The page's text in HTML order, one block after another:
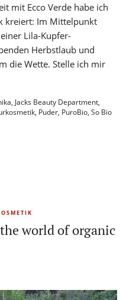
mit Ecco Verde habe ich
kreiert: Im Mittelpunkt
Lila-Kupfer-
Herbstlaub und
die Wette. Stelle ich mir
, Jacks Beauty Department,
, Puder, PuroBio, So Bio
world of organic